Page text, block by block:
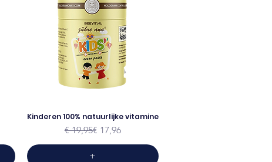
Kinderen 100% natuurlijke vitamine
Normale prijs
€ 19,95Verkoopprijs
€ 17,96
+